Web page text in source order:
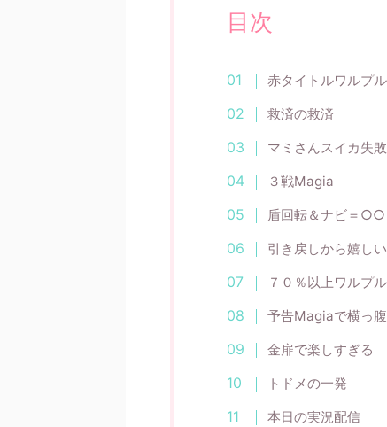
目次
赤タイトルワルプ
救済の救済
マミさんスイカ失敗
３戦Magia
盾回転＆ナビ＝○○
引き戻しから嬉し
７０％以上ワルプル
予告Magiaで横っ
金扉で楽しすぎる
トドメの一発
本日の実況配信